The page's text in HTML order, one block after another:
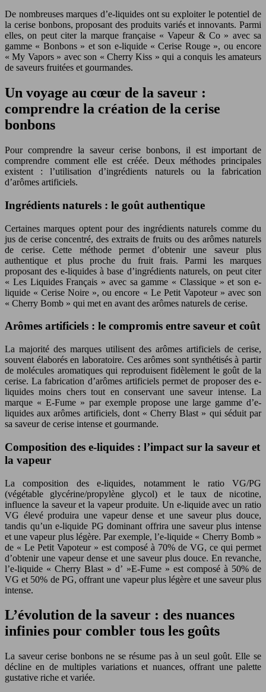
De nombreuses marques d’e-liquides ont su exploiter le potentiel de
la cerise bonbons, proposant des produits variés et innovants. Parmi
elles, on peut citer la marque française « Vapeur & Co » avec sa
gamme « Bonbons » et son e-liquide « Cerise Rouge », ou encore
« My Vapors » avec son « Cherry Kiss » qui a conquis les amateurs
de saveurs fruitées et gourmandes.
Un voyage au cœur de la saveur :
comprendre la création de la cerise
bonbons
Pour comprendre la saveur cerise bonbons, il est important de
comprendre comment elle est créée. Deux méthodes principales
existent : l’utilisation d’ingrédients naturels ou la fabrication
d’arômes artificiels.
Ingrédients naturels : le goût authentique
Certaines marques optent pour des ingrédients naturels comme du
jus de cerise concentré, des extraits de fruits ou des arômes naturels
de cerise. Cette méthode permet d’obtenir une saveur plus
authentique et plus proche du fruit frais. Parmi les marques
proposant des e-liquides à base d’ingrédients naturels, on peut citer
« Les Liquides Français » avec sa gamme « Classique » et son e-
liquide « Cerise Noire », ou encore « Le Petit Vapoteur » avec son
« Cherry Bomb » qui met en avant des arômes naturels de cerise.
Arômes artificiels : le compromis entre saveur et coût
La majorité des marques utilisent des arômes artificiels de cerise,
souvent élaborés en laboratoire. Ces arômes sont synthétisés à partir
de molécules aromatiques qui reproduisent fidèlement le goût de la
cerise. La fabrication d’arômes artificiels permet de proposer des e-
liquides moins chers tout en conservant une saveur intense. La
marque « E-Fume » par exemple propose une large gamme d’e-
liquides aux arômes artificiels, dont « Cherry Blast » qui séduit par
sa saveur de cerise intense et gourmande.
Composition des e-liquides : l’impact sur la saveur et
la vapeur
La composition des e-liquides, notamment le ratio VG/PG
(végétable glycérine/propylène glycol) et le taux de nicotine,
influence la saveur et la vapeur produite. Un e-liquide avec un ratio
VG élevé produira une vapeur dense et une saveur plus douce,
tandis qu’un e-liquide PG dominant offrira une saveur plus intense
et une vapeur plus légère. Par exemple, l’e-liquide « Cherry Bomb »
de « Le Petit Vapoteur » est composé à 70% de VG, ce qui permet
d’obtenir une vapeur dense et une saveur plus douce. En revanche,
l’e-liquide « Cherry Blast » d’ »E-Fume » est composé à 50% de
VG et 50% de PG, offrant une vapeur plus légère et une saveur plus
intense.
L’évolution de la saveur : des nuances
infinies pour combler tous les goûts
La saveur cerise bonbons ne se résume pas à un seul goût. Elle se
décline en de multiples variations et nuances, offrant une palette
gustative riche et variée.